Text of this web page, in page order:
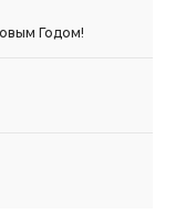
Годом!